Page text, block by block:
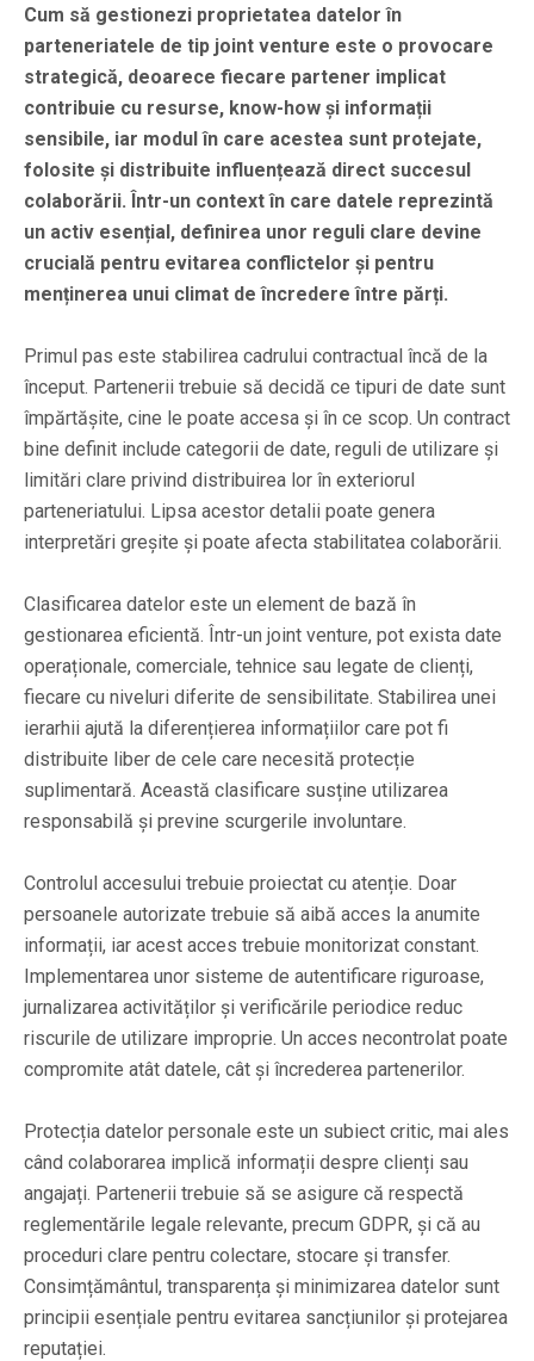
Cum să gestionezi proprietatea datelor în
parteneriatele de tip joint venture este o provocare
strategică, deoarece fiecare partener implicat
contribuie cu resurse, know-how și informații
sensibile, iar modul în care acestea sunt protejate,
folosite și distribuite influențează direct succesul
colaborării. Într-un context în care datele reprezintă
un activ esențial, definirea unor reguli clare devine
crucială pentru evitarea conflictelor și pentru
menținerea unui climat de încredere între părți.
Primul pas este stabilirea cadrului contractual încă de la
început. Partenerii trebuie să decidă ce tipuri de date sunt
împărtășite, cine le poate accesa și în ce scop. Un contract
bine definit include categorii de date, reguli de utilizare și
limitări clare privind distribuirea lor în exteriorul
parteneriatului. Lipsa acestor detalii poate genera
interpretări greșite și poate afecta stabilitatea colaborării.
Clasificarea datelor este un element de bază în
gestionarea eficientă. Într-un joint venture, pot exista date
operaționale, comerciale, tehnice sau legate de clienți,
fiecare cu niveluri diferite de sensibilitate. Stabilirea unei
ierarhii ajută la diferențierea informațiilor care pot fi
distribuite liber de cele care necesită protecție
suplimentară. Această clasificare susține utilizarea
responsabilă și previne scurgerile involuntare.
Controlul accesului trebuie proiectat cu atenție. Doar
persoanele autorizate trebuie să aibă acces la anumite
informații, iar acest acces trebuie monitorizat constant.
Implementarea unor sisteme de autentificare riguroase,
jurnalizarea activităților și verificările periodice reduc
riscurile de utilizare improprie. Un acces necontrolat poate
compromite atât datele, cât și încrederea partenerilor.
Protecția datelor personale este un subiect critic, mai ales
când colaborarea implică informații despre clienți sau
angajați. Partenerii trebuie să se asigure că respectă
reglementările legale relevante, precum GDPR, și că au
proceduri clare pentru colectare, stocare și transfer.
Consimțământul, transparența și minimizarea datelor sunt
principii esențiale pentru evitarea sancțiunilor și protejarea
reputației.